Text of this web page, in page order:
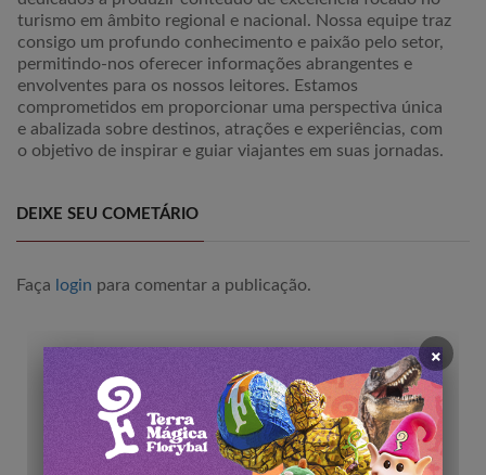
turismo em âmbito regional e nacional. Nossa equipe traz
consigo um profundo conhecimento e paixão pelo setor,
permitindo-nos oferecer informações abrangentes e
envolventes para os nossos leitores. Estamos
comprometidos em proporcionar uma perspectiva única
e abalizada sobre destinos, atrações e experiências, com
o objetivo de inspirar e guiar viajantes em suas jornadas.
DEIXE SEU COMETÁRIO
Faça login para comentar a publicação.
×